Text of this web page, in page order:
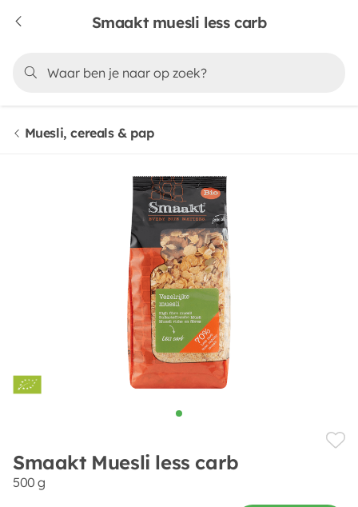
Smaakt muesli less carb
Muesli, cereals & pap
Smaakt Muesli less carb
500 g